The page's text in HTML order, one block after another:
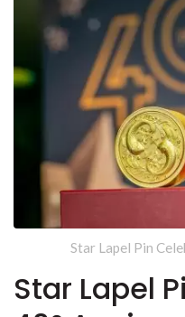
Star Lapel Pin
Star Lapel